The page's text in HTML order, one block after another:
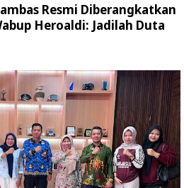
Resmi Diberangkatkan
Heroaldi: Jadilah Duta